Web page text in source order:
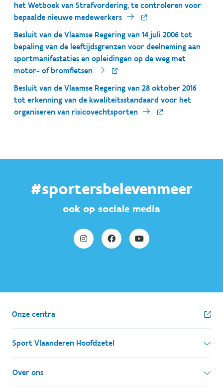
het Wetboek van Strafvordering, te controleren voor
bepaalde nieuwe medewerkers
Besluit van de Vlaamse Regering van 14 juli 2006 tot
bepaling van de leeftijdsgrenzen voor deelneming aan
sportmanifestaties en opleidingen op de weg met
motor- of bromfietsen
Besluit van de Vlaamse Regering van 28 oktober 2016
tot erkenning van de kwaliteitsstandaard voor het
organiseren van risicovechtsporten
#sportersbelevenmeer
ook op sociale media
Onze centra
Sport Vlaanderen Hoofdzetel
Simon Bolivarlaan 17
Over ons